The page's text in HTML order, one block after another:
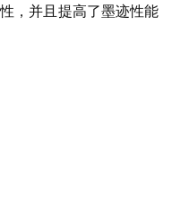
，并且提高了墨迹性能